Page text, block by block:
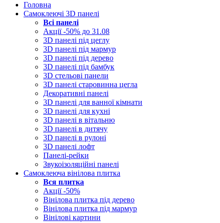
Головна
Самоклеючі 3D панелі
Всі панелі
Акції -50% до 31.08
3D панелі під цеглу
3D панелі під мармур
3D панелі під дерево
3D панелі під бамбук
3D стельові панели
3D панелі старовинна цегла
Декоративні панелі
3D панелі для ванної кімнати
3D панелі для кухні
3D панелі в вітальню
3D панелі в дитячу
3D панелі в рулоні
3D панелі лофт
Панелі-рейки
Звукоізоляційні панелі
Самоклеюча вінілова плитка
Вся плитка
Акції -50%
Вінілова плитка під дерево
Вінілова плитка під мармур
Вінілові картини